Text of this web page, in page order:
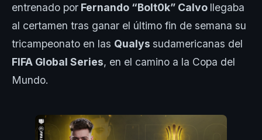
entrenado por Fernando “Bolt0k” Calvo llegaba
al certamen tras ganar el último fin de semana su
tricampeonato en las Qualys sudamericanas del
FIFA Global Series, en el camino a la Copa del
Mundo.